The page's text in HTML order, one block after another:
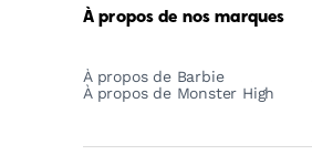
À propos de nos marques
À propos de Barbie
À propos de Monster High